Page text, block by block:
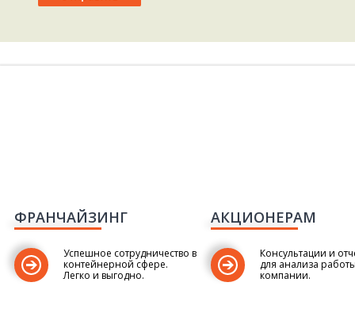
ФРАНЧАЙЗИНГ
Успешное сотрудничество в
контейнерной сфере.
Легко и выгодно.
АКЦИОНЕРАМ
Консультации и
для анализа
компании.